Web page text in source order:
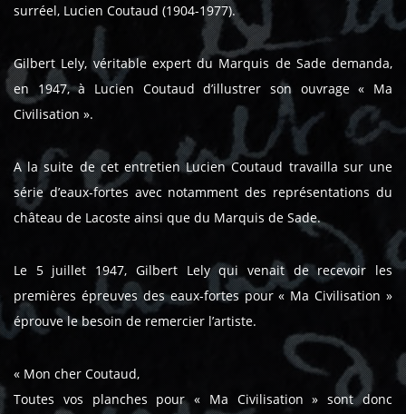
surréel, Lucien Coutaud (1904-1977).
Gilbert Lely, véritable expert du Marquis de Sade demanda,
en 1947, à Lucien Coutaud d’illustrer son ouvrage « Ma
Civilisation ».
A la suite de cet entretien Lucien Coutaud travailla sur une
série d’eaux-fortes avec notamment des représentations du
château de Lacoste ainsi que du Marquis de Sade.
Le 5 juillet 1947, Gilbert Lely qui venait de recevoir les
premières épreuves des eaux-fortes pour « Ma Civilisation »
éprouve le besoin de remercier l’artiste.
« Mon cher Coutaud,
Toutes vos planches pour « Ma Civilisation » sont donc